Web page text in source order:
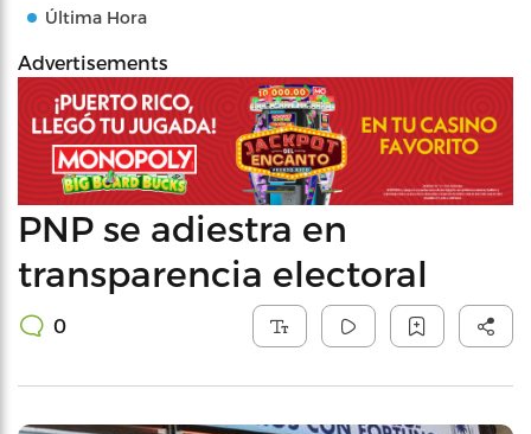
Última Hora
Advertisements
PNP se adiestra en
transparencia electoral
0